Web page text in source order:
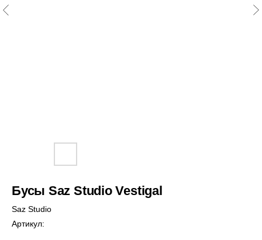
Бусы Saz Studio Vestigal
Saz Studio
Артикул: